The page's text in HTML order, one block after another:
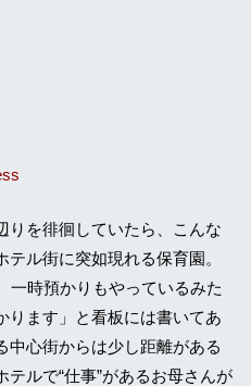
を徘徊していたら、こんな
ル街に突如現れる保育園。
一時預かりもやっているみた
ります」と看板には書いてあ
中心街からは少し距離がある
ルで“仕事”があるお母さんが